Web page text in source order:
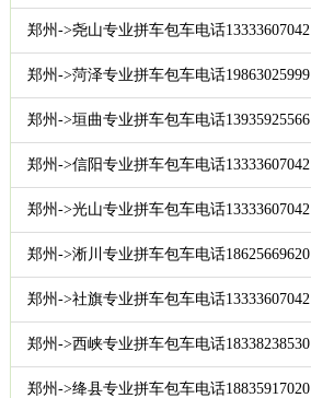
郑州->尧山专业拼车包车电话13333607042
郑州->菏泽专业拼车包车电话19863025999
郑州->垣曲专业拼车包车电话13935925566
郑州->信阳专业拼车包车电话13333607042
郑州->光山专业拼车包车电话13333607042
郑州->淅川专业拼车包车电话18625669620
郑州->社旗专业拼车包车电话13333607042
郑州->西峡专业拼车包车电话18338238530
郑州->绛县专业拼车包车电话18835917020